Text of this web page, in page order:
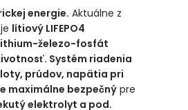
energie. Aktuálne z
lítiový LIFEPO4
železo-fosfát
Systém riadenia
prúdov, napätia pri
maximálne bezpečnýpre
elektrolyt a pod.